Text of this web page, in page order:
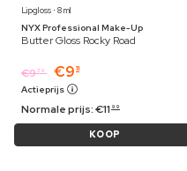
Lipgloss ⋅ 8 ml
NYX Professional Make-Up
Butter Gloss Rocky Road
€939 €9 11
Actieprijs
Normale prijs:€11 99
KOOP